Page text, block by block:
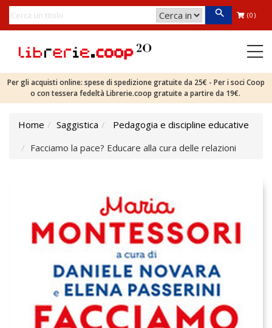
(0)
Per gli acquisti online: spese di spedizione gratuite da 25€ - Per i soci Coop
o con tessera fedeltà Librerie.coop gratuite a partire da 19€.
Home Saggistica
Pedagogia e discipline educative
Facciamo la pace? Educare alla cura delle relazioni